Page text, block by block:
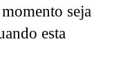
seja
esta